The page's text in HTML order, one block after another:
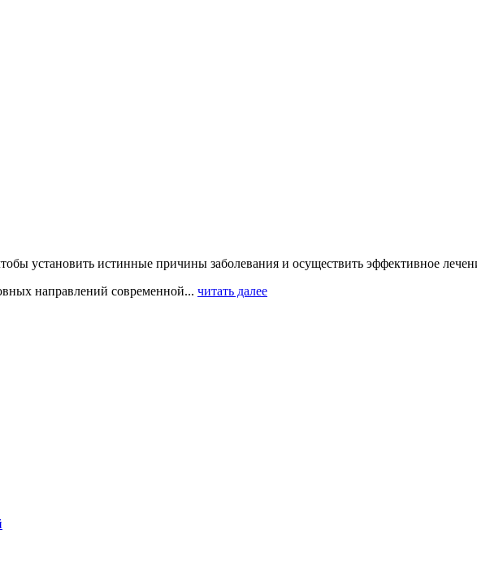
установить истинные причины заболевания и осуществить эффективное
направлений современной... читать далее